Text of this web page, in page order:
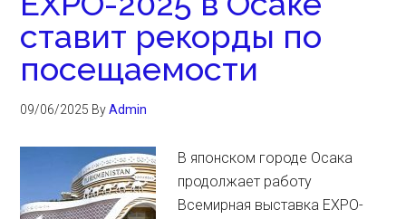
ставит рекорды по
посещаемости
09/06/2025 ByAdmin
В японском городе Осака
продолжает работу
Всемирная выставка EXPO-